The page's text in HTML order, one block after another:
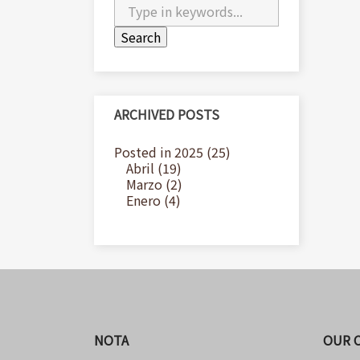
ARCHIVED POSTS
Posted in 2025 (25)
Abril (19)
Marzo (2)
Enero (4)
NOTA OUR